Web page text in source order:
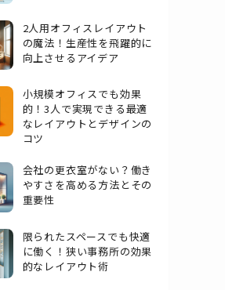
2人用オフィスレイアウト
の魔法！生産性を飛躍的に
向上させるアイデア
小規模オフィスでも効果
的！3人で実現できる最適
なレイアウトとデザインの
コツ
会社の更衣室がない？働き
やすさを高める方法とその
重要性
限られたスペースでも快適
に働く！狭い事務所の効果
的なレイアウト術